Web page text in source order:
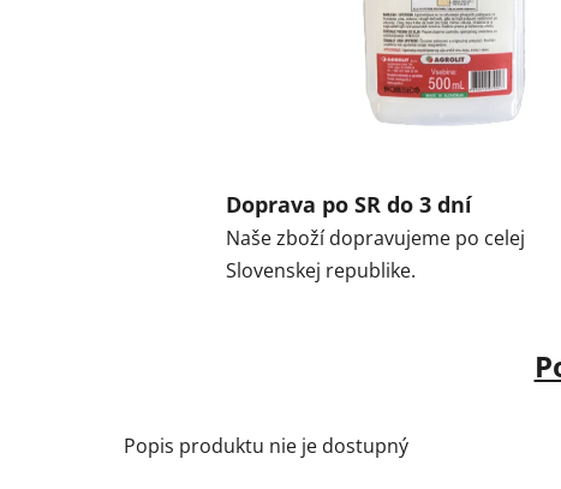
Doprava po SR do 3 dní
Naše zboží dopravujeme po celej
Slovenskej republike.
Popis produktu nie je dostupný